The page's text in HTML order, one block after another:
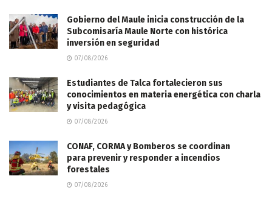
Gobierno del Maule inicia construcción de la
Subcomisaría Maule Norte con histórica
inversión en seguridad
07/08/2026
Estudiantes de Talca fortalecieron sus
conocimientos en materia energética con charla
y visita pedagógica
07/08/2026
CONAF, CORMA y Bomberos se coordinan
para prevenir y responder a incendios
forestales
07/08/2026